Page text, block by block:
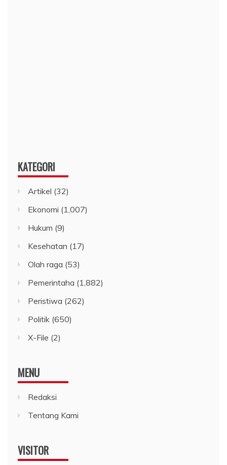
KATEGORI
Artikel (32)
Ekonomi (1,007)
Hukum (9)
Kesehatan (17)
Olah raga (53)
Pemerintaha (1,882)
Peristiwa (262)
Politik (650)
X-File (2)
MENU
Redaksi
Tentang Kami
VISITOR